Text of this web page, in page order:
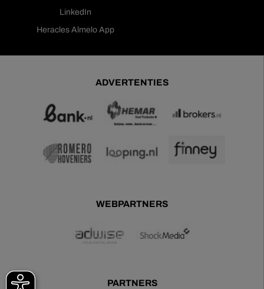
LinkedIn
Heracles Almelo App
ADVERTENTIES
WEBPARTNERS
PARTNERS